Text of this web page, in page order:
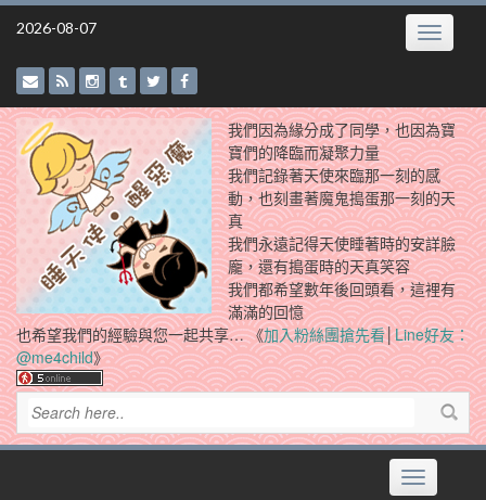
Skip
2026-08-07 Toggle
我們因為緣分成了同學，也因為寶
寶們的降臨而凝聚力量
我們記錄著天使來臨那一刻的感
動，也刻畫著魔鬼搗蛋那一刻的天
真
我們永遠記得天使睡著時的安詳臉
龐，還有搗蛋時的天真笑容
我們都希望數年後回頭看，這裡有
滿滿的回憶
也希望我們的經驗與您一起共享… 《加入粉絲團搶先看│Line好友：
@me4child》
Toggle
navigation